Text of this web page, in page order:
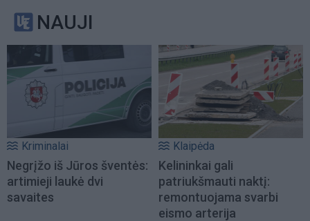
NAUJI
Kriminalai
Negrįžo iš Jūros šventės:
artimieji laukė dvi
savaites
Klaipėda
Kelininkai gali
patriukšmauti naktį:
remontuojama svarbi
eismo arterija